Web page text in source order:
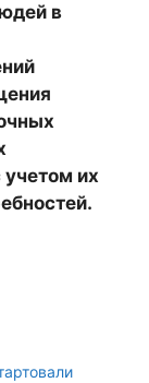
в
учетом их